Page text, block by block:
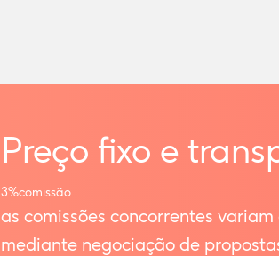
Preço fixo e
3%comissão
as comissões concorrentes variam
mediante negociação de